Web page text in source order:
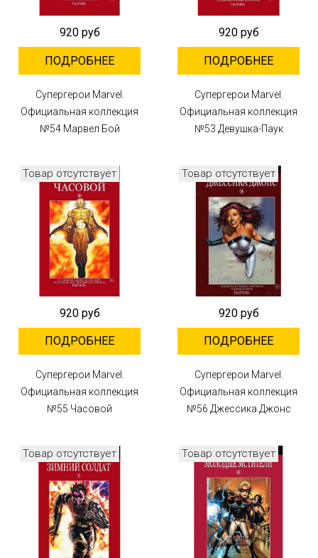
920 руб
ПОДРОБНЕЕ
Супергерои Marvel.
Официальная коллекция
№54 Марвел Бой
920 руб
ПОДРОБНЕЕ
Супергерои Marvel.
Официальная коллекция
№53 Девушка-Паук
Товар отсутствует
920 руб
ПОДРОБНЕЕ
Супергерои Marvel.
Официальная коллекция
№55 Часовой
Товар отсутствует
920 руб
ПОДРОБНЕЕ
Супергерои Marvel.
Официальная коллекция
№56 Джессика Джонс
Товар отсутствует Товар отсутствует